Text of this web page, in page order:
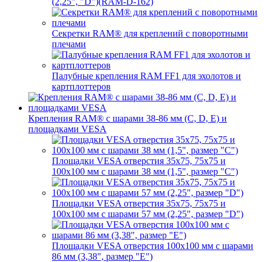
Секретки RAM® для креплений с поворотными
плечами
Палубные крепления RAM FF1 для эхолотов и
картплоттеров
Крепления RAM® с шарами 38-86 мм (C, D, E) и
площадками VESA
Площадки VESA отверстия 35x75, 75x75 и
100x100 мм с шарами 38 мм (1,5", размер "C")
Площадки VESA отверстия 35х75, 75x75 и
100x100 мм с шарами 57 мм (2,25", размер "D")
Площадки VESA отверстия 100x100 мм с шарами
86 мм (3,38", размер "E")